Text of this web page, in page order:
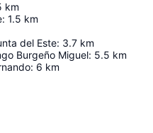
km
: 1.5 km
del Este: 3.7 km
Burgeño Miguel: 5.5 km
: 6 km